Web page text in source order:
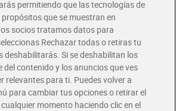
Glovo o Uber Eats
y ofertas exclusivas.
permitiendo que las tecnologías de
que se muestran en
socios tratamos datos para
Rechazar todas o retiras tu
deshabilitarás. Si se deshabilitan los
del contenido y los anuncios que ves
relevantes para ti. Puedes volver a
para cambiar tus opciones o retirar el
momento haciendo clic en el